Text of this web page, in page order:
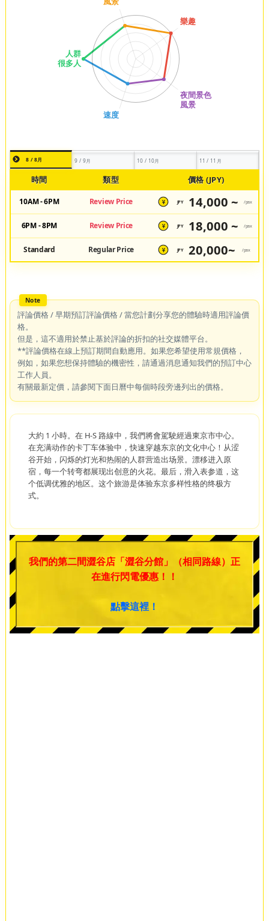
8 / 8月 9 / 9月 10 / 10月 11 / 11月
時間 類型 價格 (JPY)
10AM - 6PM Review Price ¥ JPY 14,000 ~ /pax
6PM - 8PM Review Price ¥ JPY 18,000 ~ /pax
Standard Regular Price ¥ JPY 20,000~ /pax
評論價格 / 早期預訂評論價格 / 當您計劃分享您的體驗時適用評論價
格。
但是，這不適用於禁止基於評論的折扣的社交媒體平台。
**評論價格在線上預訂期間自動應用。如果您希望使用常規價格，
例如，如果您想保持體驗的機密性，請通過消息通知我們的預訂中心
工作人員。
有關最新定價，請參閱下面日曆中每個時段旁邊列出的價格。
大約 1 小時。在 H-S 路線中，我們將會駕駛經過東京市中心。
在充满动作的卡丁车体验中，快速穿越东京的文化中心！从涩
谷开始，闪烁的灯光和热闹的人群营造出场景。漂移进入原
宿，每一个转弯都展现出创意的火花。最后，滑入表参道，这
个低调优雅的地区。这个旅游是体验东京多样性格的终极方
式。
我們的第二間澀谷店「澀谷分館」（相同路線）正
在進行閃電優惠！！
點擊這裡！